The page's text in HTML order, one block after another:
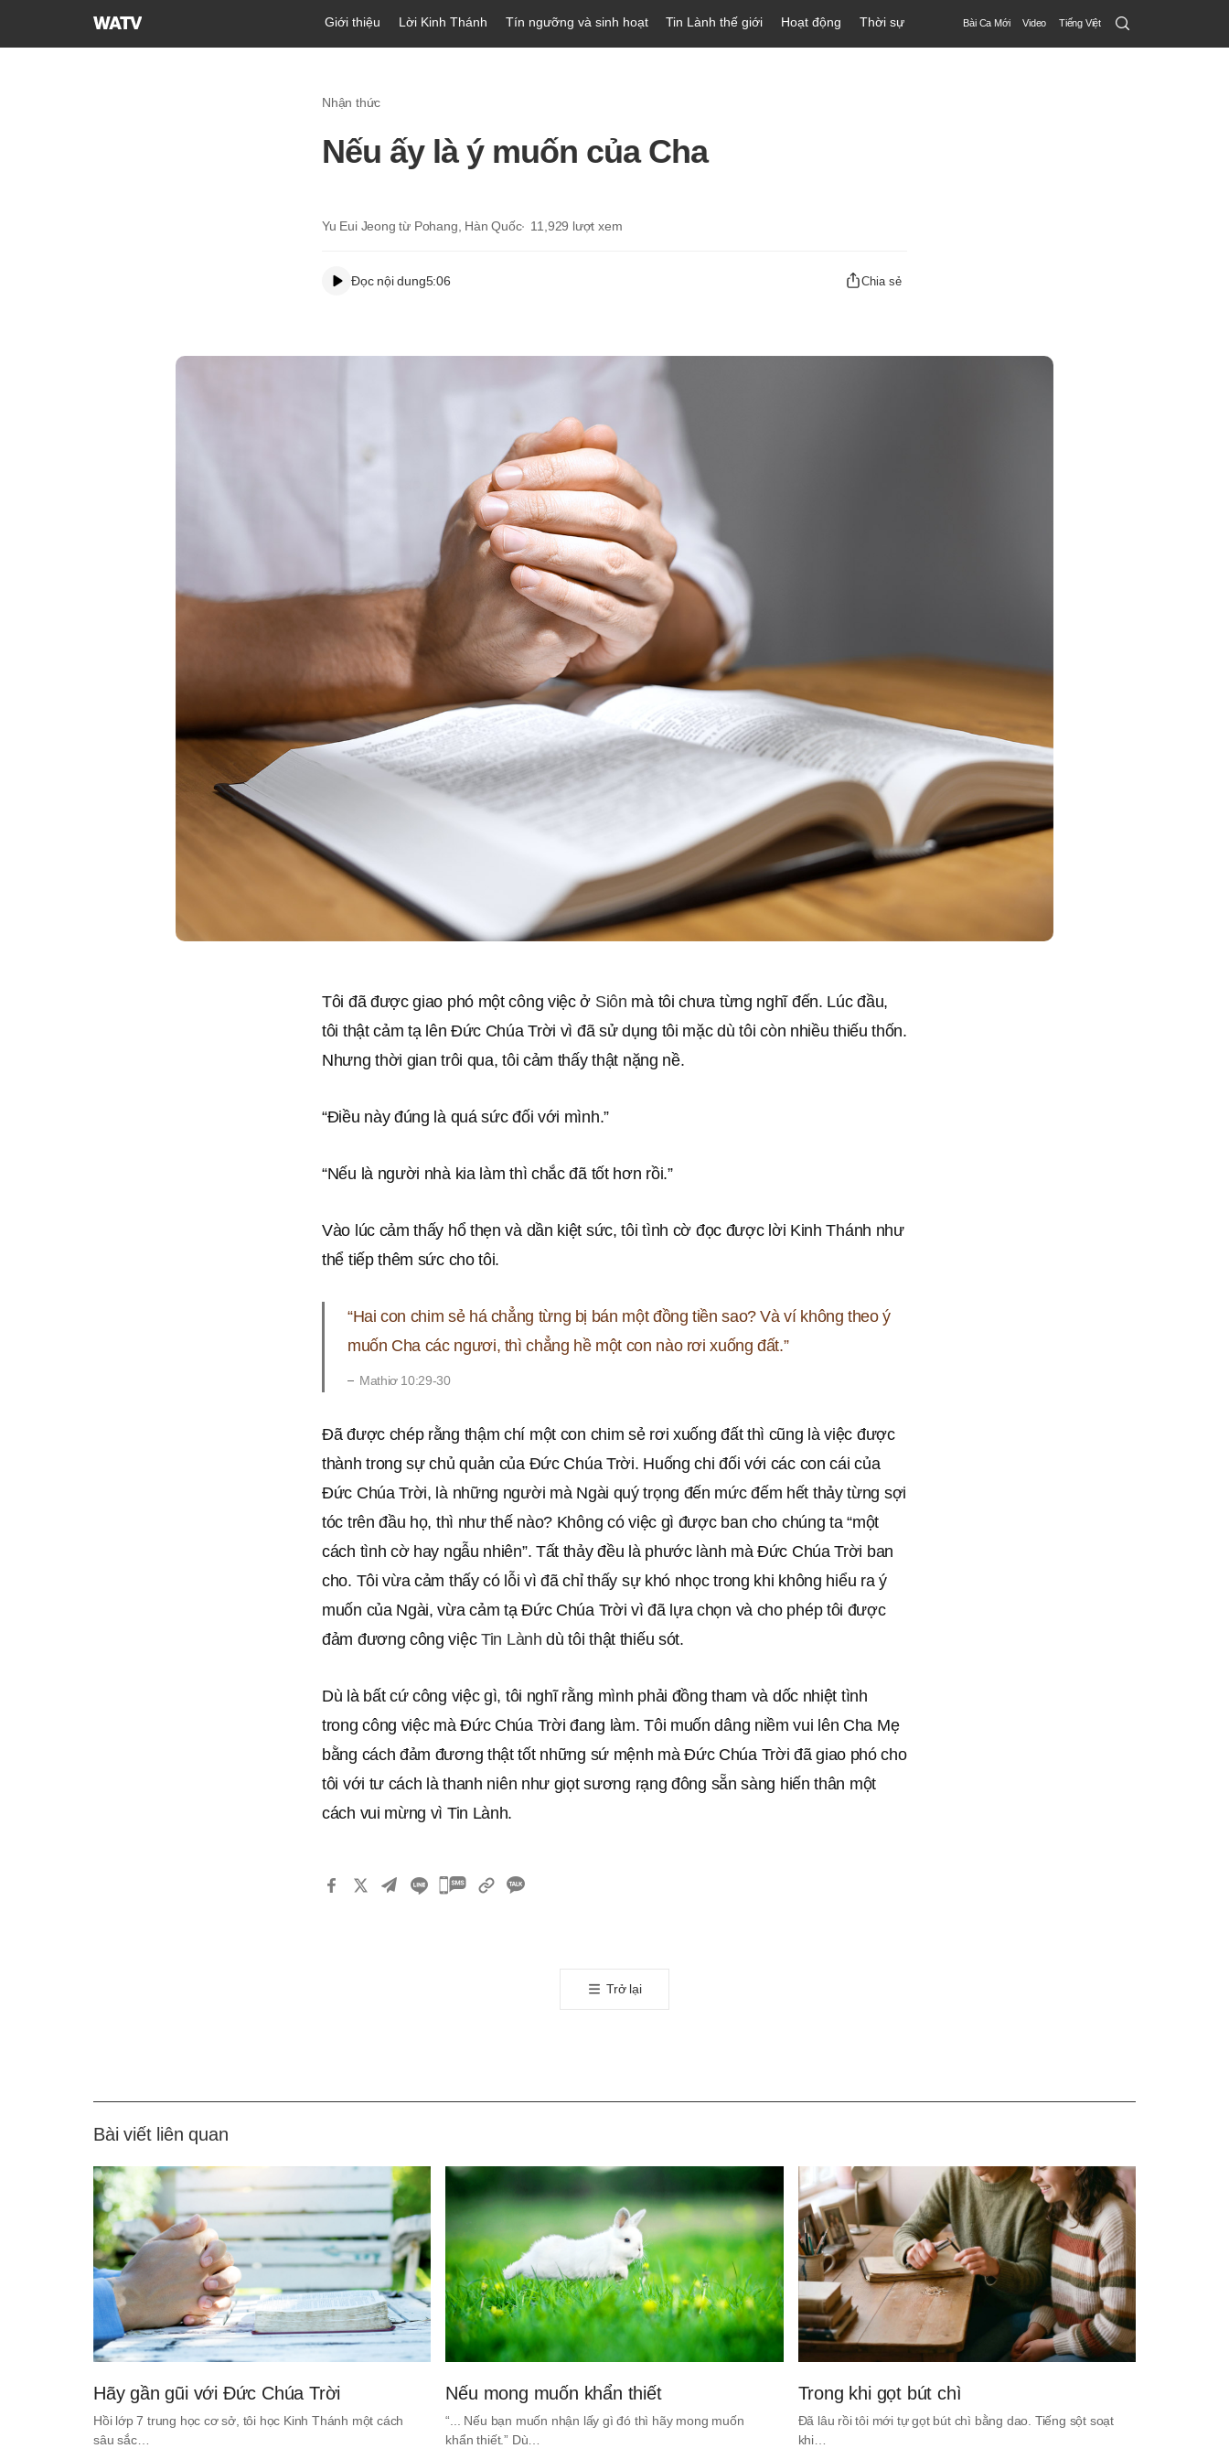
Hội
Giới thiệu Lời Kinh Thánh Tín ngưỡng và sinh hoạt Tin Lành thế giới Hoạt động Thời sự Bài Ca Mới Video Tiếng Việt Search
Submit
Nhận thức
Nếu ấy là ý muốn của Cha
Yu Eui Jeong từ Pohang, Hàn Quốc 11,929 lượt xem
Đọc nội dung5:06 Chia sẻ
Tôi đã được giao phó một công việc ở Siôn mà tôi chưa từng nghĩ đến. Lúc đầu,
tôi thật cảm tạ lên Đức Chúa Trời vì đã sử dụng tôi mặc dù tôi còn nhiều thiếu thốn.
Nhưng thời gian trôi qua, tôi cảm thấy thật nặng nề.
“Điều này đúng là quá sức đối với mình.”
“Nếu là người nhà kia làm thì chắc đã tốt hơn rồi.”
Vào lúc cảm thấy hổ thẹn và dần kiệt sức, tôi tình cờ đọc được lời Kinh Thánh như
thể tiếp thêm sức cho tôi.
“Hai con chim sẻ há chẳng từng bị bán một đồng tiền sao? Và ví không theo ý
muốn Cha các ngươi, thì chẳng hề một con nào rơi xuống đất.”
Mathiơ 10:29-30
Đã được chép rằng thậm chí một con chim sẻ rơi xuống đất thì cũng là việc được
thành trong sự chủ quản của Đức Chúa Trời. Huống chi đối với các con cái của
Đức Chúa Trời, là những người mà Ngài quý trọng đến mức đếm hết thảy từng sợi
tóc trên đầu họ, thì như thế nào? Không có việc gì được ban cho chúng ta “một
cách tình cờ hay ngẫu nhiên”. Tất thảy đều là phước lành mà Đức Chúa Trời ban
cho. Tôi vừa cảm thấy có lỗi vì đã chỉ thấy sự khó nhọc trong khi không hiểu ra ý
muốn của Ngài, vừa cảm tạ Đức Chúa Trời vì đã lựa chọn và cho phép tôi được
đảm đương công việc Tin Lành dù tôi thật thiếu sót.
Dù là bất cứ công việc gì, tôi nghĩ rằng mình phải đồng tham và dốc nhiệt tình
trong công việc mà Đức Chúa Trời đang làm. Tôi muốn dâng niềm vui lên Cha Mẹ
bằng cách đảm đương thật tốt những sứ mệnh mà Đức Chúa Trời đã giao phó cho
tôi với tư cách là thanh niên như giọt sương rạng đông sẵn sàng hiến thân một
cách vui mừng vì Tin Lành.
카
Trở lại
Bài viết liên quan
Hãy gần gũi với Đức Chúa Trời
Hồi lớp 7 trung học cơ sở, tôi học Kinh Thánh một cách
sâu sắc…
Nếu mong muốn khẩn thiết
“... Nếu bạn muốn nhận lấy gì đó thì hãy mong muốn
khẩn thiết.” Dù…
Trong khi gọt bút chì
Đã lâu rồi tôi mới tự gọt bút chì bằng dao. Tiếng sột soạt
khi…